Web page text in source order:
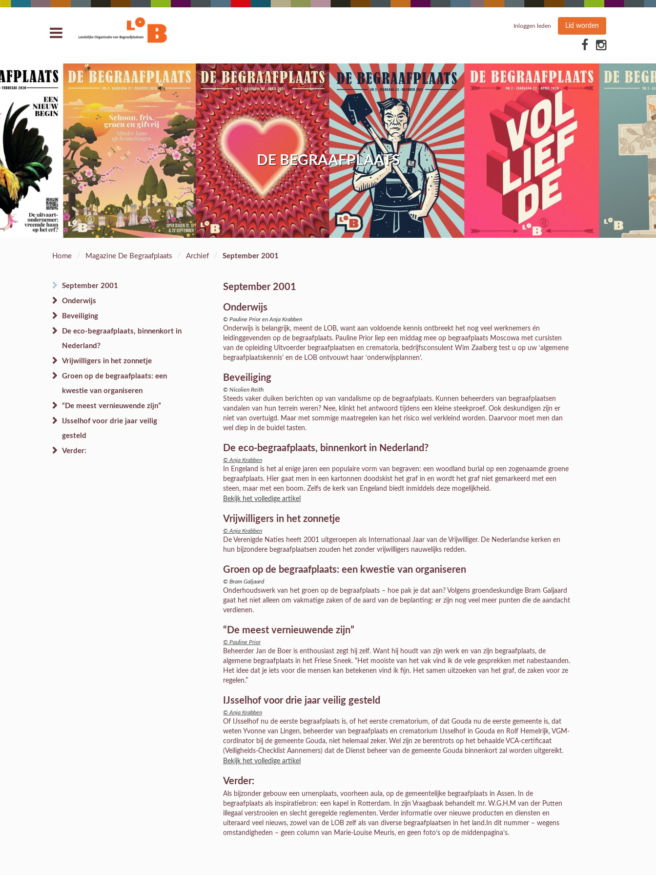
Inloggen leden Lid worden
DE BEGRAAFPLAATS
Home / Magazine De Begraafplaats / Archief / September 2001
September 2001
Onderwijs
Beveiliging
De eco-begraafplaats, binnenkort in
Nederland?
Vrijwilligers in het zonnetje
Groen op de begraafplaats: een
kwestie van organiseren
“De meest vernieuwende zijn”
IJsselhof voor drie jaar veilig
gesteld
Verder:
September 2001
Onderwijs
© Pauline Prior en Anja Krabben
Onderwijs is belangrijk, meent de LOB, want aan voldoende kennis ontbreekt het nog veel werknemers én
leidinggevenden op de begraafplaats. Pauline Prior liep een middag mee op begraafplaats Moscowa met cursisten
van de opleiding Uitvoerder begraafplaatsen en crematoria, bedrijfsconsulent Wim Zaalberg test u op uw ‘algemene
begraafplaatskennis’ en de LOB ontvouwt haar ‘onderwijsplannen’.
Beveiliging
© Nicolien Reith
Steeds vaker duiken berichten op van vandalisme op de begraafplaats. Kunnen beheerders van begraafplaatsen
vandalen van hun terrein weren? Nee, klinkt het antwoord tijdens een kleine steekproef. Ook deskundigen zijn er
niet van overtuigd. Maar met sommige maatregelen kan het risico wel verkleind worden. Daarvoor moet men dan
wel diep in de buidel tasten.
De eco-begraafplaats, binnenkort in Nederland?
© Anja Krabben
In Engeland is het al enige jaren een populaire vorm van begraven: een woodland burial op een zogenaamde groene
begraafplaats. Hier gaat men in een kartonnen doodskist het graf in en wordt het graf niet gemarkeerd met een
steen, maar met een boom. Zelfs de kerk van Engeland biedt inmiddels deze mogelijkheid.
Bekijk het volledige artikel
Vrijwilligers in het zonnetje
© Anja Krabben
De Verenigde Naties heeft 2001 uitgeroepen als Internationaal Jaar van de Vrijwilliger. De Nederlandse kerken en
hun bijzondere begraafplaatsen zouden het zonder vrijwilligers nauwelijks redden.
Groen op de begraafplaats: een kwestie van organiseren
© Bram Galjaard
Onderhoudswerk van het groen op de begraafplaats – hoe pak je dat aan? Volgens groendeskundige Bram Galjaard
gaat het niet alleen om vakmatige zaken of de aard van de beplanting: er zijn nog veel meer punten die de aandacht
verdienen.
“De meest vernieuwende zijn”
© Pauline Prior
Beheerder Jan de Boer is enthousiast zegt hij zelf. Want hij houdt van zijn werk en van zijn begraafplaats, de
algemene begraafplaats in het Friese Sneek. “Het mooiste van het vak vind ik de vele gesprekken met nabestaanden.
Het idee dat je iets voor die mensen kan betekenen vind ik fijn. Het samen uitzoeken van het graf, de zaken voor ze
regelen.”
IJsselhof voor drie jaar veilig gesteld
© Anja Krabben
Of IJsselhof nu de eerste begraafplaats is, of het eerste crematorium, of dat Gouda nu de eerste gemeente is, dat
weten Yvonne van Lingen, beheerder van begraafplaats en crematorium IJsselhof in Gouda en Rolf Hemelrijk, VGM-
cordinator bij de gemeente Gouda, niet helemaal zeker. Wel zijn ze berentrots op het behaalde VCA-certificaat
(Veiligheids-Checklist Aannemers) dat de Dienst beheer van de gemeente Gouda binnenkort zal worden uitgereikt.
Bekijk het volledige artikel
Verder:
Als bijzonder gebouw een urnenplaats, voorheen aula, op de gemeentelijke begraafplaats in Assen. In de
begraafplaats als inspiratiebron: een kapel in Rotterdam. In zijn Vraagbaak behandelt mr. W.G.H.M van der Putten
illegaal verstrooien en slecht geregelde reglementen. Verder informatie over nieuwe producten en diensten en
uiteraard veel nieuws, zowel van de LOB zelf als van diverse begraafplaatsen in het land.In dit nummer – wegens
omstandigheden – geen column van Marie-Louise Meuris, en geen foto’s op de middenpagina’s.